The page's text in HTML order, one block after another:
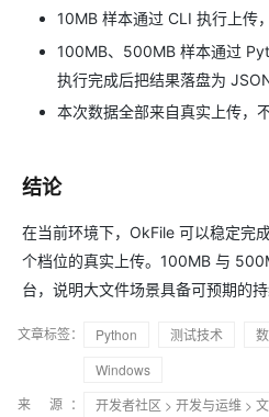
10MB 样本通过 CLI 执行上传
100MB、500MB 样本通过
执行完成后把结果落盘为 JSON
本次数据全部来自真实上传，
结论
在当前环境下，OkFile 可以稳定完
个档位的真实上传。100MB 与
台，说明大文件场景具备可预期的持
文章标签： Python 测试技术
Windows
来 源：
开发者社区 > 开发与运维 >